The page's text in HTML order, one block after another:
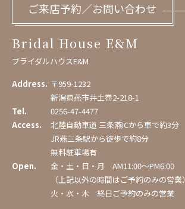
ご来店予約／お問い合わせ
Bridal House E&M
ブライダルハウスE&M
Address. 〒959-1232
新潟県燕市井土巻2-218-1
Tel.
0256-47-4477
Access.
北陸自動車道 三条燕ICから車で約3分
JR燕三条駅から徒歩で約8分
無料駐車場有
Open.
金・土・日・月 AM11:00〜PM6:00
（上記以外の時間はご予約のみの営業）
火・水・木 終日ご予約のみの営業